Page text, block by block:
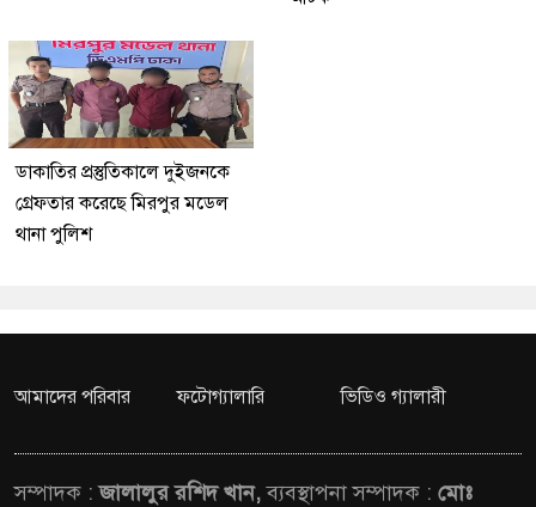
ডাকাতির প্রস্তুতিকালে দুইজনকে
গ্রেফতার করেছে মিরপুর মডেল
থানা পুলিশ
আমাদের পরিবার ফটোগ্যালারি ভিডিও গ্যালারী
সম্পাদক :জালালুর রশিদ খান,ব্যবস্থাপনা সম্পাদক : মোঃ